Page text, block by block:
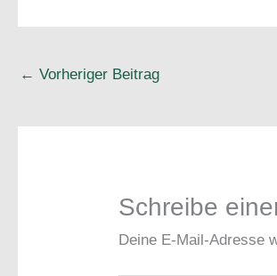
← Vorheriger Beitrag
Schreibe
Deine E-Mail-Adresse